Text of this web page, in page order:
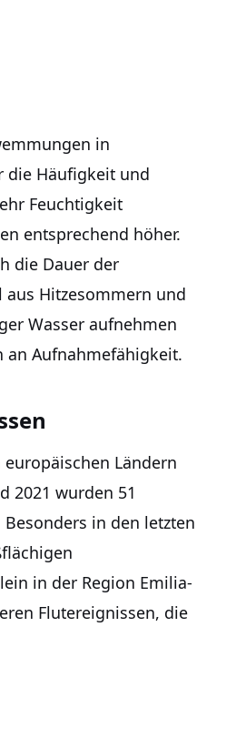
in
die Häufigkeit und
Feuchtigkeit
entsprechend höher.
die Dauer der
Hitzesommern und
Wasser aufnehmen
an Aufnahmefähigkeit.
Ländern
2021 wurden 51
in den letzten
in der Region Emilia-
Flutereignissen, die